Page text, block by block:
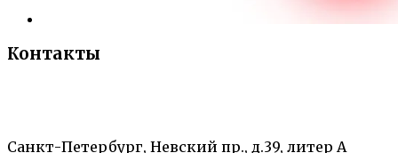
Контакты
Санкт-Петербург, Невский пр., д.39, литер А